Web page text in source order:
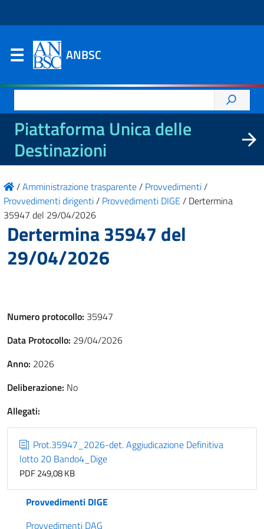
ANBSC
per:
Piattaforma Unica delle
Destinazioni
/Amministrazione trasparente/ Provvedimenti/
Provvedimenti dirigenti/ Provvedimenti DIGE / Dertermina
35947 del 29/04/2026
Dertermina 35947 del
29/04/2026
Numero protocollo: 35947
Data Protocollo: 29/04/2026
Anno: 2026
Deliberazione: No
Allegati:
Prot.35947_2026-det. Aggiudicazione Definitiva
lotto 20 Bando4_Dige
PDF 249,08 KB
Provvedimenti DIGE
Provvedimenti DAG